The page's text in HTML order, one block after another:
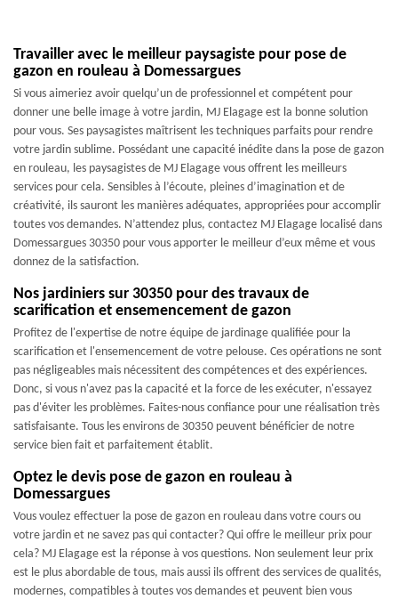
Travailler avec le meilleur paysagiste pour pose de
gazon en rouleau à Domessargues
Si vous aimeriez avoir quelqu’un de professionnel et compétent pour
donner une belle image à votre jardin, MJ Elagage est la bonne solution
pour vous. Ses paysagistes maîtrisent les techniques parfaits pour rendre
votre jardin sublime. Possédant une capacité inédite dans la pose de gazon
en rouleau, les paysagistes de MJ Elagage vous offrent les meilleurs
services pour cela. Sensibles à l’écoute, pleines d’imagination et de
créativité, ils sauront les manières adéquates, appropriées pour accomplir
toutes vos demandes. N’attendez plus, contactez MJ Elagage localisé dans
Domessargues 30350 pour vous apporter le meilleur d’eux même et vous
donnez de la satisfaction.
Nos jardiniers sur 30350 pour des travaux de
scarification et ensemencement de gazon
Profitez de l'expertise de notre équipe de jardinage qualifiée pour la
scarification et l'ensemencement de votre pelouse. Ces opérations ne sont
pas négligeables mais nécessitent des compétences et des expériences.
Donc, si vous n'avez pas la capacité et la force de les exécuter, n'essayez
pas d'éviter les problèmes. Faites-nous confiance pour une réalisation très
satisfaisante. Tous les environs de 30350 peuvent bénéficier de notre
service bien fait et parfaitement établit.
Optez le devis pose de gazon en rouleau à
Domessargues
Vous voulez effectuer la pose de gazon en rouleau dans votre cours ou
votre jardin et ne savez pas qui contacter? Qui offre le meilleur prix pour
cela? MJ Elagage est la réponse à vos questions. Non seulement leur prix
est le plus abordable de tous, mais aussi ils offrent des services de qualités,
modernes, compatibles à toutes vos demandes et peuvent bien vous